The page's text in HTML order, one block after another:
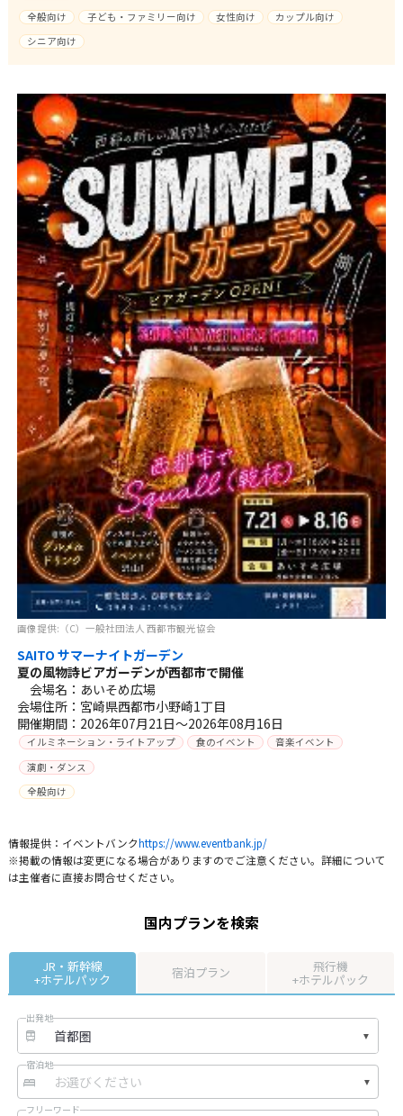
全般向け
子ども・ファミリー向け 女性向け
カップル向け
シニア向け
画像提供:（C）一般社団法人 西都市観光協会
SAITO サマーナイトガーデン
夏の風物詩ビアガーデンが西都市で開催
会場名：あいそめ広場
会場住所：宮崎県西都市小野崎1丁目
開催期間：2026年07月21日～2026年08月16日
イルミネーション・ライトアップ 食のイベント
音楽イベント
演劇・ダンス
全般向け
情報提供：イベントバンクhttps://www.eventbank.jp/
※掲載の情報は変更になる場合がありますのでご注意ください。詳細について
は主催者に直接お問合せください。
国内プランを検索
JR・新幹線
+ホテルパック 宿泊プラン 飛行機
+ホテルパック
出発地
宿泊地
フリーワード